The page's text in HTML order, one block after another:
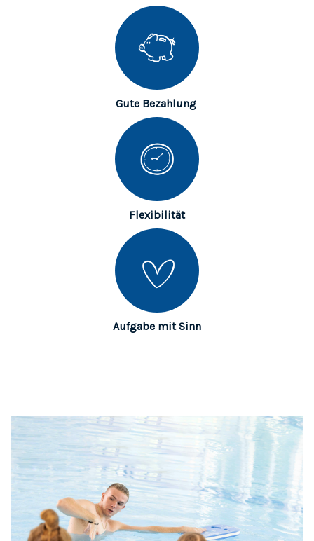
Gute Bezahlung
Flexibilität
Aufgabe mit Sinn